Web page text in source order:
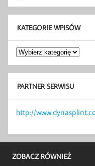
KATEGORIE WPISÓW
Kategorie
wpisów
PARTNER SERWISU
http://
ZOBACZ RÓWNIEŻ